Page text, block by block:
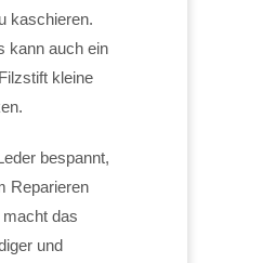
kaschieren.
kann auch ein
kleine
bespannt,
Reparieren
das
und